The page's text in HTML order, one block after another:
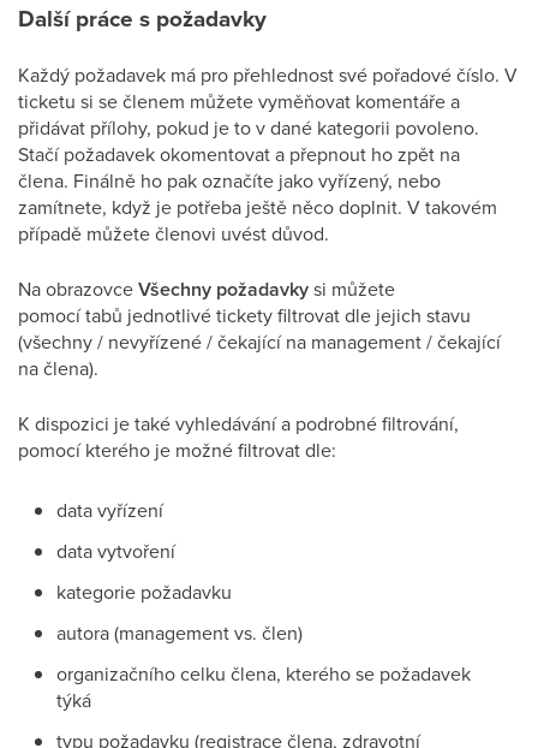
Další práce s požadavky
Každý požadavek má pro přehlednost své pořadové číslo. V
ticketu si se členem můžete vyměňovat komentáře a
přidávat přílohy, pokud je to v dané kategorii povoleno.
Stačí požadavek okomentovat a přepnout ho zpět na
člena. Finálně ho pak označíte jako vyřízený, nebo
zamítnete, když je potřeba ještě něco doplnit. V takovém
případě můžete členovi uvést důvod.
Na obrazovceVšechny požadavkysi můžete
pomocí tabů jednotlivé tickety filtrovat dle jejich stavu
(všechny / nevyřízené / čekající na management / čekající
na člena).
K dispozici je také vyhledávání a podrobné filtrování,
pomocí kterého je možné filtrovat dle:
data vyřízení
data vytvoření
kategorie požadavku
autora (management vs. člen)
organizačního celku člena, kterého se požadavek
týká
typu požadavku (registrace člena, zdravotní